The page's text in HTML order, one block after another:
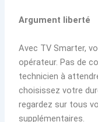
Argument liberté
Avec TV Smarter,
opérateur. Pas de
technicien à
choisissez votre
regardez sur tous
supplémentaires.